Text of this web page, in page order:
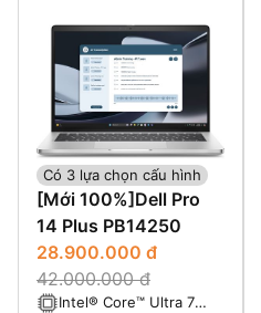
Có 3 lựa chọn cấu hình
[Mới 100%]Dell Pro
14 Plus PB14250
28.900.000 đ
42.000.000 đ
Intel® Core™ Ultra 7